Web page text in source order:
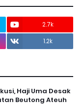
2.7k
1.2k
Haji Uma Desak
Beutong Ateuh